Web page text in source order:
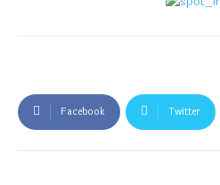
Facebook Twitter